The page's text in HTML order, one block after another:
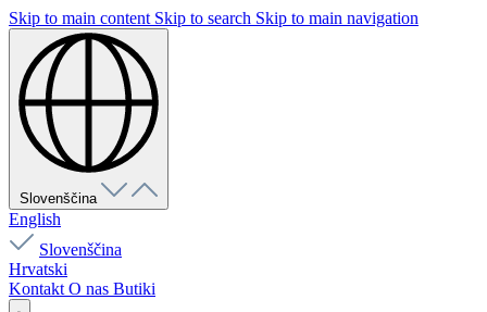
Skip to main content Skip to search Skip to main navigation
Slovenščina
English
Slovenščina
Hrvatski
Kontakt O nas Butiki